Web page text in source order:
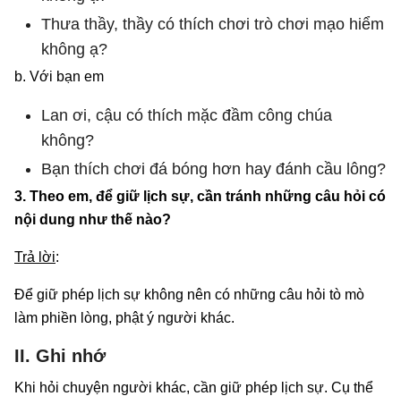
Thưa thầy, thầy có thích chơi trò chơi mạo hiểm
không ạ?
b. Với bạn em
Lan ơi, cậu có thích mặc đầm công chúa
không?
Bạn thích chơi đá bóng hơn hay đánh cầu lông?
3. Theo em, để giữ lịch sự, cần tránh những câu hỏi có
nội dung như thế nào?
Trả lời:
Để giữ phép lịch sự không nên có những câu hỏi tò mò
làm phiền lòng, phật ý người khác.
II. Ghi nhớ
Khi hỏi chuyện người khác, cần giữ phép lịch sự. Cụ thể